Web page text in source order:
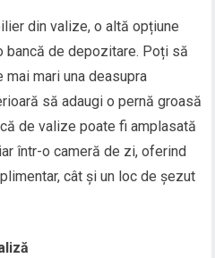
din valize, o altă opțiune
de depozitare. Poți să
mari una deasupra
să adaugi o pernă groasă
de valize poate fi amplasată
într-o cameră de zi, oferind
cât și un loc de șezut